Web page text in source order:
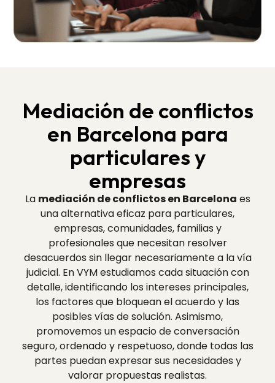
Mediación de conflictos
en Barcelona para
particulares y
empresas
La mediación de conflictos en Barcelona es
una alternativa eficaz para particulares,
empresas, comunidades, familias y
profesionales que necesitan resolver
desacuerdos sin llegar necesariamente a la vía
judicial. En VYM estudiamos cada situación con
detalle, identificando los intereses principales,
los factores que bloquean el acuerdo y las
posibles vías de solución. Asimismo,
promovemos un espacio de conversación
seguro, ordenado y respetuoso, donde todas las
partes puedan expresar sus necesidades y
valorar propuestas realistas.